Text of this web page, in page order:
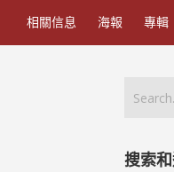
相關信息 海報 專輯
搜索